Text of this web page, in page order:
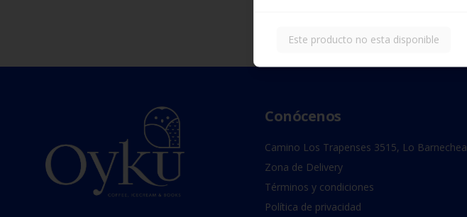
Conócenos
Camino Los Trapenses 3515, Lo Barnechea
Zona de Delivery
Términos y condiciones
Política de privacidad
Este producto no esta disponible